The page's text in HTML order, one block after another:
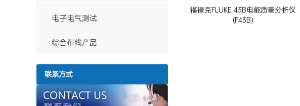
福禄克FLUKE 43B电能质量分析仪
(F43B)
电子电气测试
综合布线产品
联系方式